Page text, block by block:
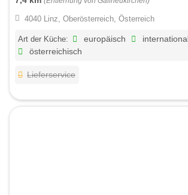
4040 Linz, Oberösterreich, Österreich
Art der Küche: europäisch
international
österreichisch
Lieferservice